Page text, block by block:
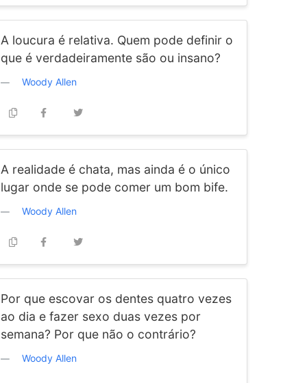
A loucura é relativa. Quem pode definir o
que é verdadeiramente são ou insano?
Woody Allen
A realidade é chata, mas ainda é o único
lugar onde se pode comer um bom bife.
Woody Allen
Por que escovar os dentes quatro vezes
ao dia e fazer sexo duas vezes por
semana? Por que não o contrário?
Woody Allen